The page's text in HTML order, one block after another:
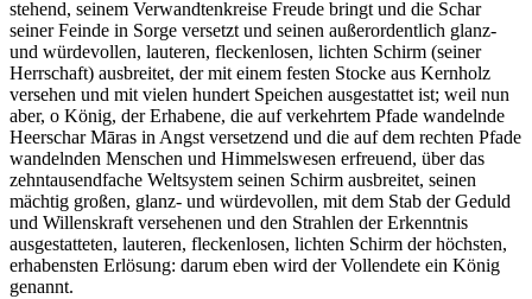
stehend, seinem Verwandtenkreise Freude bringt und die Schar
seiner Feinde in Sorge versetzt und seinen außerordentlich glanz-
und würdevollen, lauteren, fleckenlosen, lichten Schirm (seiner
Herrschaft) ausbreitet, der mit einem festen Stocke aus Kernholz
versehen und mit vielen hundert Speichen ausgestattet ist; weil nun
aber, o König, der Erhabene, die auf verkehrtem Pfade wandelnde
Heerschar Māras in Angst versetzend und die auf dem rechten Pfade
wandelnden Menschen und Himmelswesen erfreuend, über das
zehntausendfache Weltsystem seinen Schirm ausbreitet, seinen
mächtig großen, glanz- und würdevollen, mit dem Stab der Geduld
und Willenskraft versehenen und den Strahlen der Erkenntnis
ausgestatteten, lauteren, fleckenlosen, lichten Schirm der höchsten,
erhabensten Erlösung: darum eben wird der Vollendete ein König
genannt.